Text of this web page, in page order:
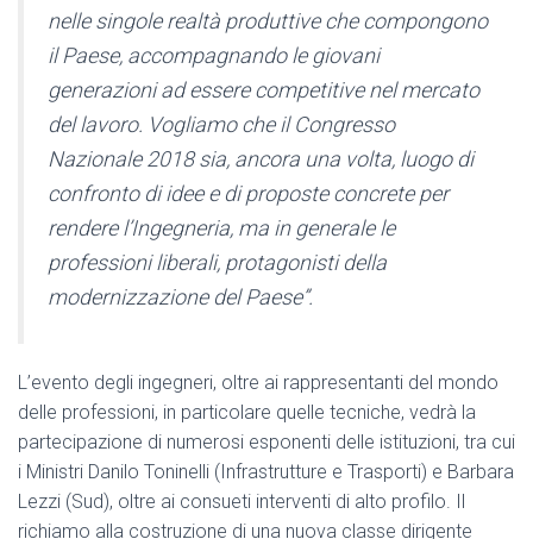
nelle singole realtà produttive che compongono
il Paese, accompagnando le giovani
generazioni ad essere competitive nel mercato
del lavoro. Vogliamo che il Congresso
Nazionale 2018 sia, ancora una volta, luogo di
confronto di idee e di proposte concrete per
rendere l’Ingegneria, ma in generale le
professioni liberali, protagonisti della
modernizzazione del Paese”.
L’evento degli ingegneri, oltre ai rappresentanti del mondo
delle professioni, in particolare quelle tecniche, vedrà la
partecipazione di numerosi esponenti delle istituzioni, tra cui
i Ministri Danilo Toninelli (Infrastrutture e Trasporti) e Barbara
Lezzi (Sud), oltre ai consueti interventi di alto profilo. Il
richiamo alla costruzione di una nuova classe dirigente